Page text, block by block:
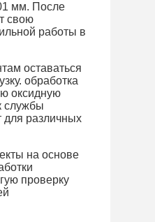
мм. После
свою
работы в
оставаться
обработка
оксидную
службы
для различных
на основе
проверку